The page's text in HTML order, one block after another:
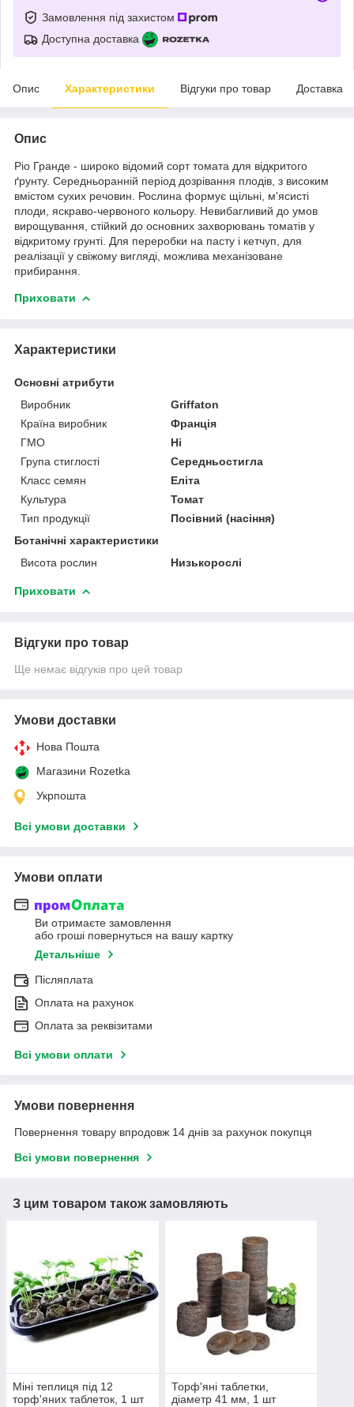
Замовлення під захистом
Доступна доставка
Опис Характеристики Відгуки про товар Доставка
Опис
Ріо Гранде - широко відомий сорт томата для відкритого
ґрунту. Середньоранній період дозрівання плодів, з високим
вмістом сухих речовин. Рослина формує щільні, м'ясисті
плоди, яскраво-червоного кольору. Невибагливий до умов
вирощування, стійкий до основних захворювань томатів у
відкритому грунті. Для переробки на пасту і кетчуп, для
реалізації у свіжому вигляді, можлива механізоване
прибирання.
Приховати
Характеристики
Основні атрибути
Виробник
Griffaton
Країна виробник
Франція
ГМО
Ні
Група стиглості
Середньостигла
Класс семян
Еліта
Культура
Томат
Тип продукції
Посівний (насіння)
Ботанічні характеристики
Висота рослин
Низькорослі
Приховати
Відгуки про товар
Ще немає відгуків про цей товар
Умови доставки
Нова Пошта
Магазини Rozetka
Укрпошта
Всі умови доставки
Умови оплати
Ви отримаєте замовлення
або гроші повернуться на вашу картку
Детальніше
Післяплата
Оплата на рахунок
Оплата за реквізитами
Всі умови оплати
Умови повернення
Повернення товару впродовж 14 днів за рахунок покупця
Всі умови повернення
З цим товаром також замовляють
Міні теплиця під 12
торф'яних таблеток, 1 шт
Торф'яні таблетки,
діаметр 41 мм, 1 шт